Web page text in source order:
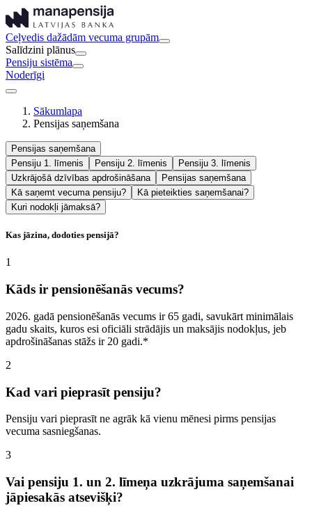
Ceļvedis dažādām vecuma grupām
Salīdzini plānus
Pensiju sistēma
Noderīgi
Sākumlapa
Pensijas saņemšana
Pensijas saņemšana
Pensiju 1. līmenis
Pensiju 2. līmenis
Pensiju 3. līmenis
Uzkrājošā dzīvības apdrošināšana
Pensijas saņemšana
Kā saņemt vecuma pensiju?
Kā pieteikties saņemšanai?
Kuri nodokļi jāmaksā?
Kas jāzina, dodoties pensijā?
1
Kāds ir pensionēšanās vecums?
2026. gadā pensionēšanās vecums ir 65 gadi, savukārt minimālais
gadu skaits, kuros esi oficiāli strādājis un maksājis nodokļus, jeb
apdrošināšanas stāžs ir 20 gadi.*
2
Kad vari pieprasīt pensiju?
Pensiju vari pieprasīt ne agrāk kā vienu mēnesi pirms pensijas
vecuma sasniegšanas.
3
Vai pensiju 1. un 2. līmeņa uzkrājuma saņemšanai
jāpiesakās atsevišķi?